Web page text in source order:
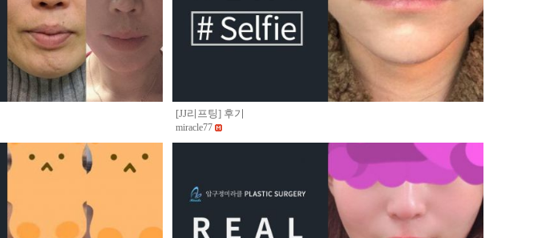
[JJ리프팅] 후기
miracle77